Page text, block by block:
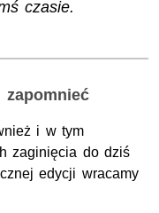
czasie.
i w tym
zaginięcia do dziś
edycji wracamy